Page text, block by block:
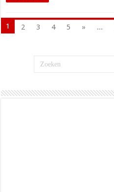
1 2 3 4 5 » ...